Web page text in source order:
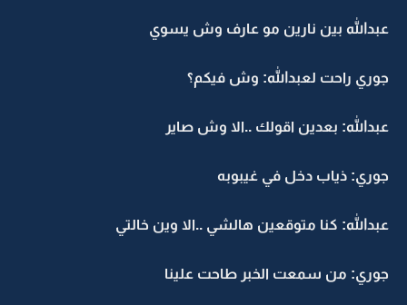
عبدالله بين نارين مو عارف وش يسوي
جوري راحت لعبدالله: وش فيكم؟
عبدالله: بعدين اقولك ..الا وش صاير
جوري: ذياب دخل في غيبوبه
عبدالله: كنا متوقعين هالشي ..الا وين خالتي
جوري: من سمعت الخبر طاحت علينا